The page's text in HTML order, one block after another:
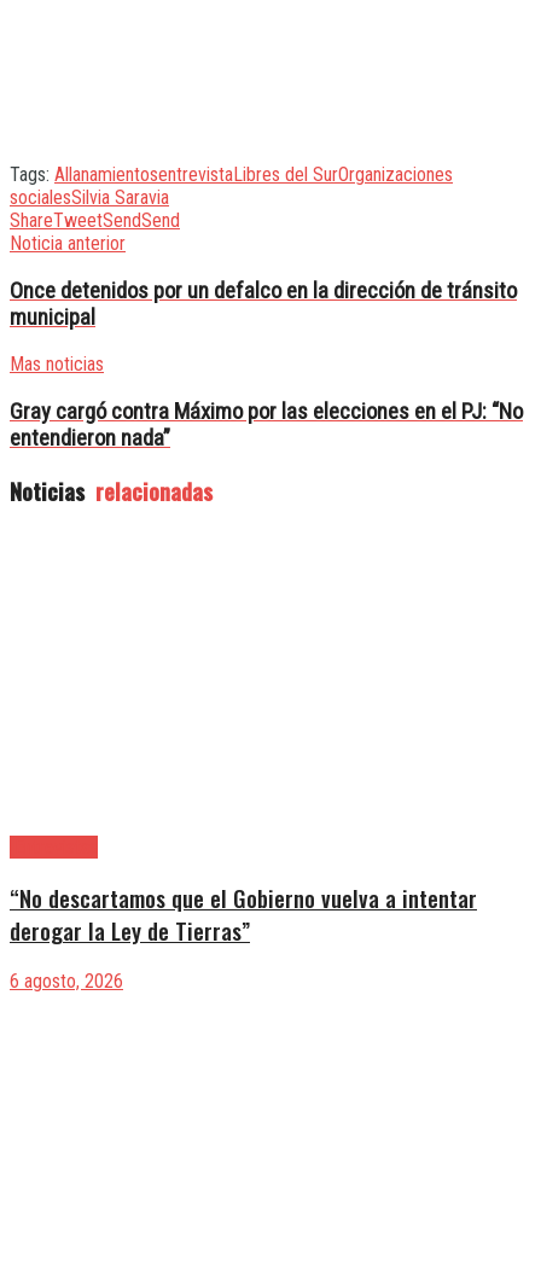
Tags: AllanamientosentrevistaLibres del SurOrganizaciones
socialesSilvia Saravia
ShareTweetSendSend
Noticia anterior
Once detenidos por un defalco en la dirección de tránsito
municipal
Mas noticias
Gray cargó contra Máximo por las elecciones en el PJ: “No
entendieron nada”
Noticias relacionadas
“No descartamos que el Gobierno vuelva a intentar
derogar la Ley de Tierras”
6 agosto, 2026